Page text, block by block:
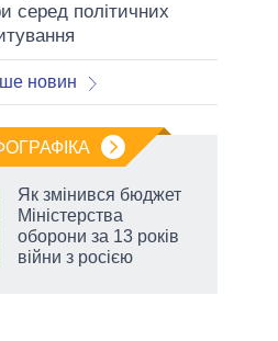
серед політичних
новин
Як змінився бюджет
Міністерства
оборони за 13 років
війни з росією